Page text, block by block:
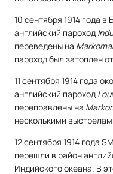
10 сентября 1914 года
английский пароход
переведены на
пароход был затоплен
11 сентября 1914 года
английский пароход
переправлены на
несколькими
12 сентября 1914 года
перешли в район
Индийского океана. В